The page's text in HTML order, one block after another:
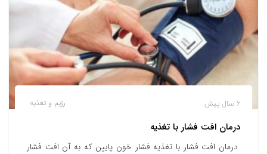
رژیم و تغذیه 6 سال پیش
درمان افت فشار با تغذیه
درمان افت فشار با تغذیه فشار خون پایین که به آن افت فشار